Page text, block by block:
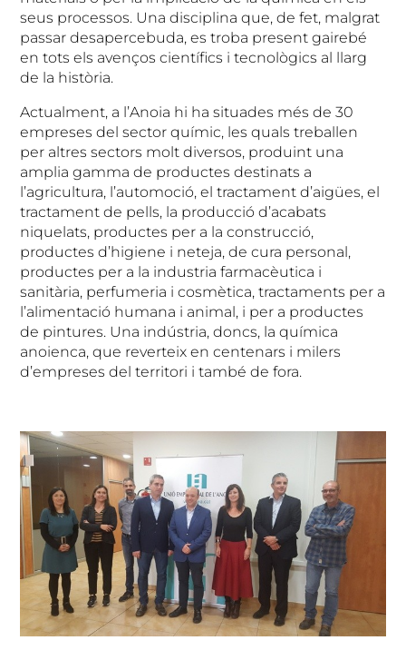
seus processos. Una disciplina que, de fet, malgrat
passar desapercebuda, es troba present gairebé
en tots els avenços científics i tecnològics al llarg
de la història.
Actualment, a l’Anoia hi ha situades més de 30
empreses del sector químic, les quals treballen
per altres sectors molt diversos, produint una
amplia gamma de productes destinats a
l’agricultura, l’automoció, el tractament d’aigües, el
tractament de pells, la producció d’acabats
niquelats, productes per a la construcció,
productes d’higiene i neteja, de cura personal,
productes per a la industria farmacèutica i
sanitària, perfumeria i cosmètica, tractaments per a
l’alimentació humana i animal, i per a productes
de pintures. Una indústria, doncs, la química
anoienca, que reverteix en centenars i milers
d’empreses del territori i també de fora.